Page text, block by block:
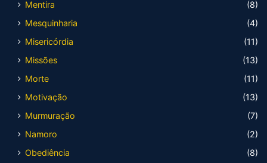
Mentira
(8)
Mesquinharia
(4)
Misericórdia
(11)
Missões
(13)
Morte
(11)
Motivação
(13)
Murmuração
(7)
Namoro
(2)
Obediência
(8)